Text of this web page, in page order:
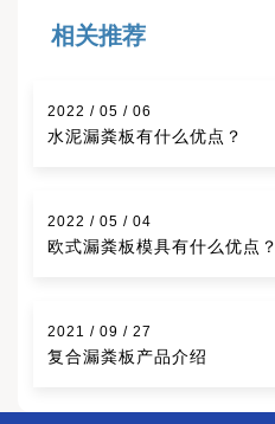
相关推荐
2022 / 05 / 06
水泥漏粪板有什么优点？
2022 / 05 / 04
欧式漏粪板模具有什么优点？
2021 / 09 / 27
复合漏粪板产品介绍